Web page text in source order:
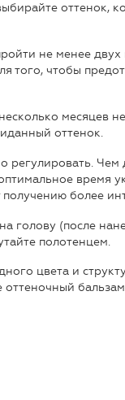
оттенок,
не менее
того, чтобы
месяцев
оттенок.
регулировать. Чем
время
более
голову (после
полотенцем.
цвета и